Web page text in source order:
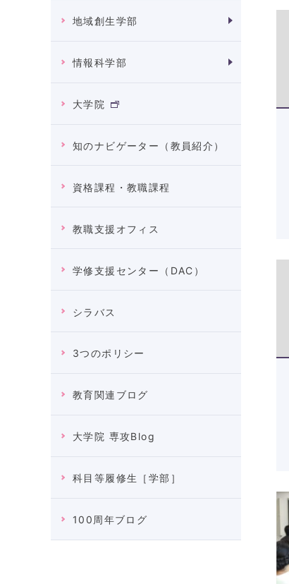
地域創生学部
情報科学部
大学院
知のナビゲーター（教員紹介）
資格課程・教職課程
教職支援オフィス
学修支援センター（DAC）
シラバス
3つのポリシー
教育関連ブログ
大学院 専攻Blog
科目等履修生［学部］
100周年ブログ